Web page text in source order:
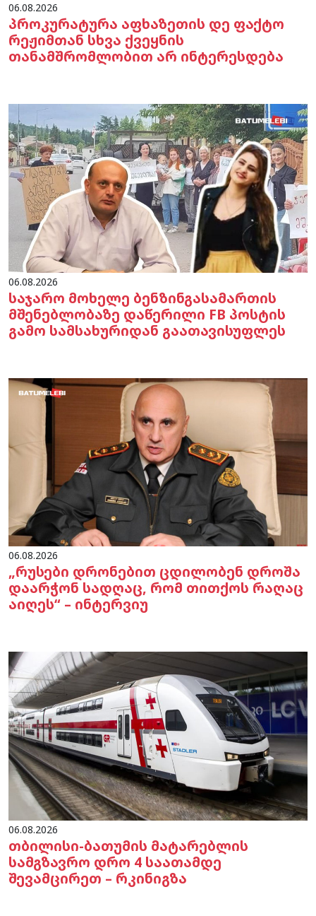
06.08.2026
პროკურატურა აფხაზეთის დე ფაქტო
რეჟიმთან სხვა ქვეყნის
თანამშრომლობით არ ინტერესდება
06.08.2026
საჯარო მოხელე ბენზინგასამართის
მშენებლობაზე დაწერილი FB პოსტის
გამო სამსახურიდან გაათავისუფლეს
06.08.2026
„რუსები დრონებით ცდილობენ დროშა
დაარჭონ სადღაც, რომ თითქოს რაღაც
აიღეს“ – ინტერვიუ
06.08.2026
თბილისი-ბათუმის მატარებლის
სამგზავრო დრო 4 საათამდე
შევამცირეთ – რკინიგზა